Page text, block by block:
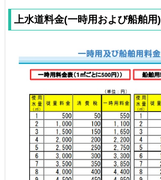
上水道料金(一時用および船舶用)